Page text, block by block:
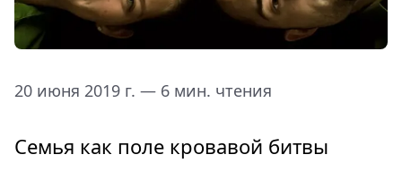
20 июня 2019 г. — 6 мин. чтения
Семья как поле кровавой битвы